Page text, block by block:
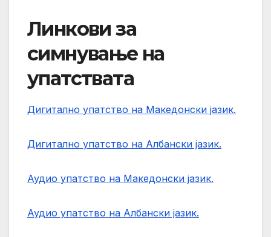
Линкови за
симнување на
упатствата
Дигитално упатство на Македонски јазик.
Дигитално упатство на Албански јазик.
Аудио упатство на Македонски јазик.
Аудио упатство на Албански јазик.